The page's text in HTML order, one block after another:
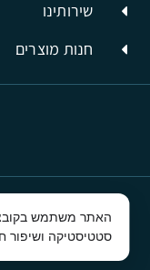
שירותינו
חנות מוצרים
© כל
סטטיסטיקה ושיפור